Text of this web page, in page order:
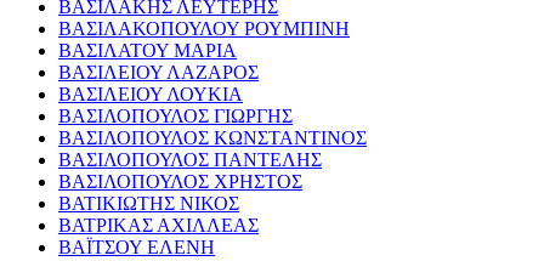
ΒΑΣΙΛΑΚΗΣ ΛΕΥΤΕΡΗΣ
ΒΑΣΙΛΑΚΟΠΟΥΛΟΥ ΡΟΥΜΠΙΝΗ
ΒΑΣΙΛΑΤΟΥ ΜΑΡΙΑ
ΒΑΣΙΛΕΙΟΥ ΛΑΖΑΡΟΣ
ΒΑΣΙΛΕΙΟΥ ΛΟΥΚΙΑ
ΒΑΣΙΛΟΠΟΥΛΟΣ ΓΙΩΡΓΗΣ
ΒΑΣΙΛΟΠΟΥΛΟΣ ΚΩΝΣΤΑΝΤΙΝΟΣ
ΒΑΣΙΛΟΠΟΥΛΟΣ ΠΑΝΤΕΛΗΣ
ΒΑΣΙΛΟΠΟΥΛΟΣ ΧΡΗΣΤΟΣ
ΒΑΤΙΚΙΩΤΗΣ ΝΙΚΟΣ
ΒΑΤΡΙΚΑΣ ΑΧΙΛΛΕΑΣ
ΒΑΪΤΣΟΥ ΕΛΕΝΗ